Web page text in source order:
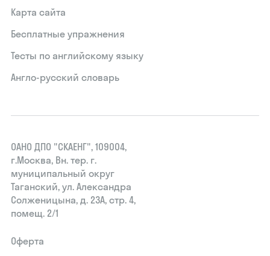
Карта сайта
Бесплатные упражнения
Тесты по английскому языку
Англо-русский словарь
ОАНО ДПО "СКАЕНГ", 109004,
г.Москва, Вн. тер. г.
муниципальный округ
Таганский, ул. Александра
Солженицына, д. 23А, стр. 4,
помещ. 2/1
Оферта